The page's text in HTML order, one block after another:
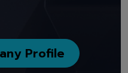
Profile